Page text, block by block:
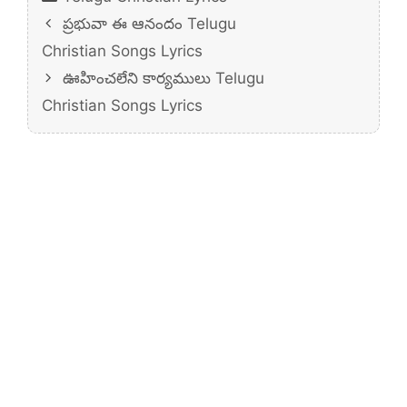
ప్రభువా ఈ ఆనందం Telugu
Christian Songs Lyrics
ఊహించలేని కార్యములు Telugu
Christian Songs Lyrics